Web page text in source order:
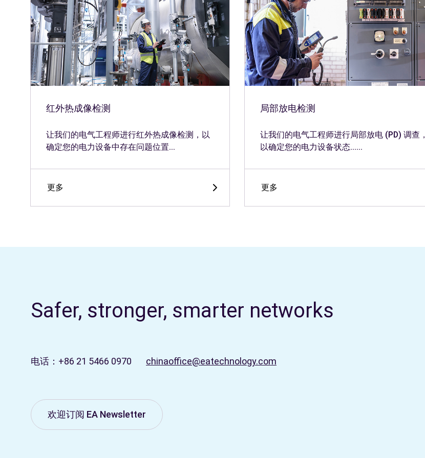
全球
红外热成像检测
让我们的电气工程师进行红外热成像检测，以
确定您的电力设备中存在问题位置...
更多
局部放电检测
让我们的电气工程师进行局部放电 (PD) 调查，
以确定您的电力设备状态......
更多
Safer, stronger, smarter networks
电话：+86 21 5466 0970 chinaoffice@eatechnology.com
欢迎订阅 EA Newsletter